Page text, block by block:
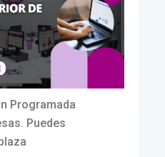
Programada
Puedes